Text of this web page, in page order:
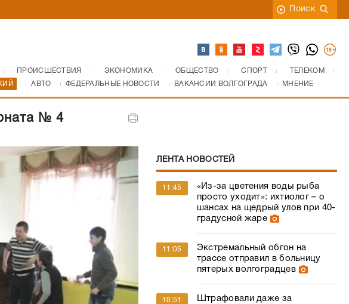
Поиск
ПРОИСШЕСТВИЯ ЭКОНОМИКА ОБЩЕСТВО СПОРТ
ТЕЛЕКОМ
АВТО ФЕДЕРАЛЬНЫЕ НОВОСТИ ВАКАНСИИ ВОЛГОГРАДА МНЕНИЕ
№ 4
ЛЕНТА НОВОСТЕЙ
11:45
«Из-за цветения воды рыба
просто уходит»: ихтиолог – о
шансах на щедрый улов при 40-
градусной жаре
11:05
Экстремальный обгон на
трассе отправил в больницу
пятерых волгоградцев
10:51
Штрафовали даже за